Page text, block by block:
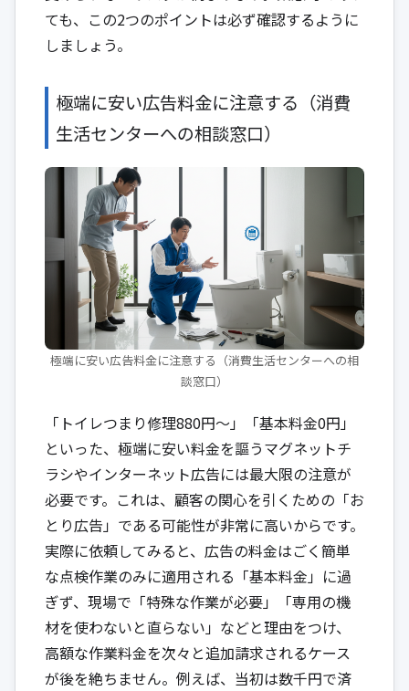
ても、この2つのポイントは必ず確認するように
しましょう。
極端に安い広告料金に注意する（消費
生活センターへの相談窓口）
極端に安い広告料金に注意する（消費生活センターへの相
談窓口）
「トイレつまり修理880円～」「基本料金0円」
といった、極端に安い料金を謳うマグネットチ
ラシやインターネット広告には最大限の注意が
必要です。これは、顧客の関心を引くための「お
とり広告」である可能性が非常に高いからです。
実際に依頼してみると、広告の料金はごく簡単
な点検作業のみに適用される「基本料金」に過
ぎず、現場で「特殊な作業が必要」「専用の機
材を使わないと直らない」などと理由をつけ、
高額な作業料金を次々と追加請求されるケース
が後を絶ちません。例えば、当初は数千円で済